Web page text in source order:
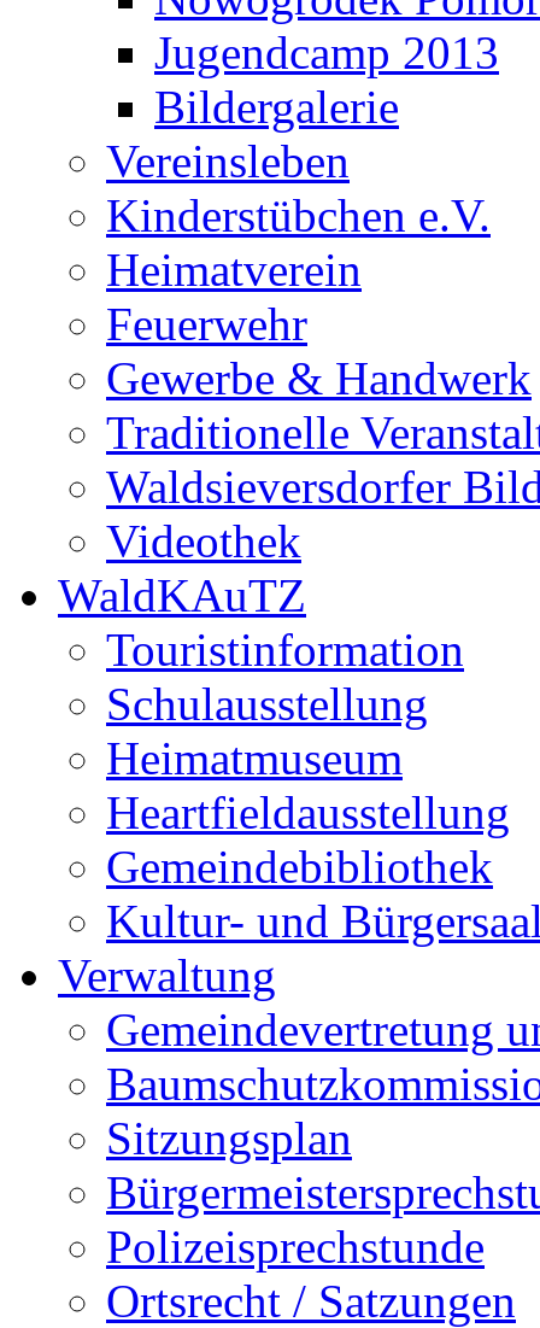
Jugendcamp 2013
Bildergalerie
Vereinsleben
Kinderstübchen e.V.
Heimatverein
Feuerwehr
Gewerbe & Handwerk
Traditionelle
Waldsieversdorfer
Videothek
WaldKAuTZ
Touristinformation
Schulausstellung
Heimatmuseum
Heartfieldausstellung
Gemeindebibliothek
Kultur- und
Verwaltung
Gemeindevertretung
Sitzungsplan
Polizeisprechstunde
Ortsrecht / Satzungen